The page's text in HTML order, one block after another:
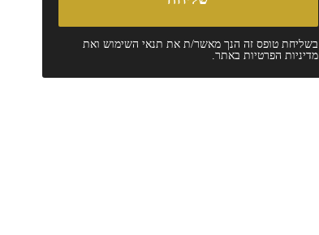
בשליחת טופס זה הנך מאשר/ת את תנאי השימושואת
מדיניות הפרטיותבאתר.